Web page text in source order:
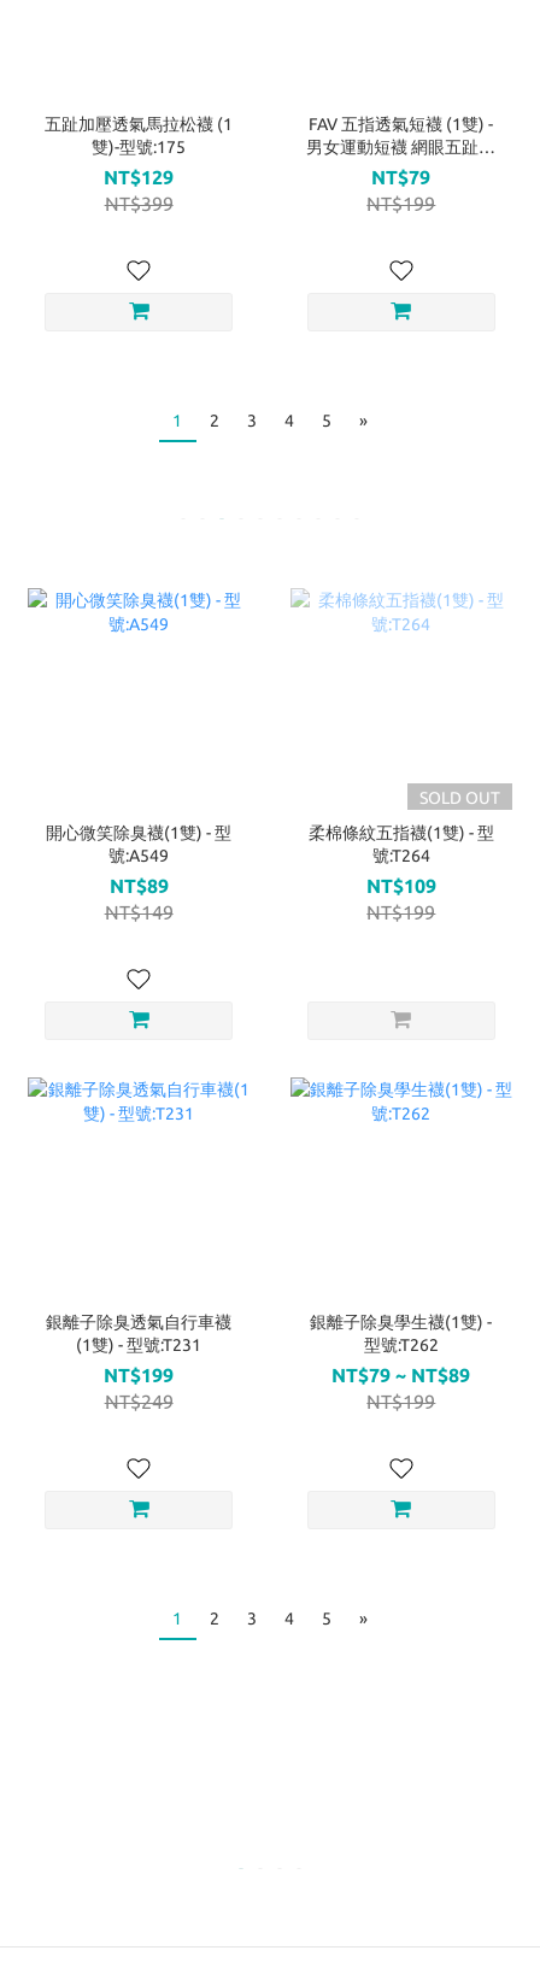
五趾加壓透氣馬拉松襪 (1
雙)-型號:175
NT$129
NT$399
FAV 五指透氣短襪 (1雙) -
男女運動短襪 網眼五趾襪
型號:C254
NT$79
NT$199
1 2 3 4 5 »
開心微笑除臭襪(1雙) - 型
號:A549
NT$89
NT$149
SOLD OUT
柔棉條紋五指襪(1雙) - 型
號:T264
NT$109
NT$199
銀離子除臭透氣自行車襪
(1雙) - 型號:T231
NT$199
NT$249
銀離子除臭學生襪(1雙) -
型號:T262
NT$79 ~ NT$89
NT$199
1 2 3 4 5 »